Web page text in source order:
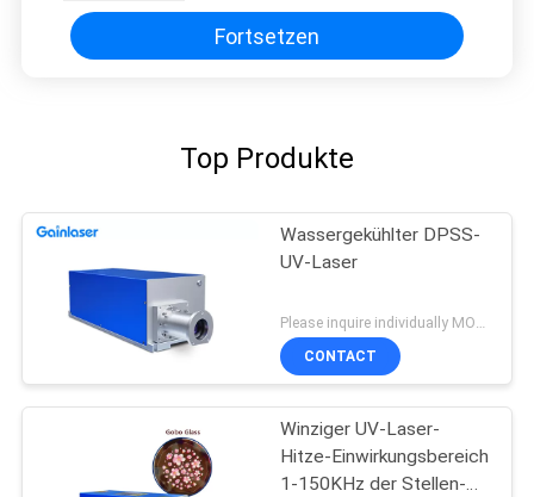
Fortsetzen
Top Produkte
Wassergekühlter DPSS-
UV-Laser
Please inquire individually MOQ:1
CONTACT
Winziger UV-Laser-
Hitze-Einwirkungsbereich
1-150KHz der Stellen-